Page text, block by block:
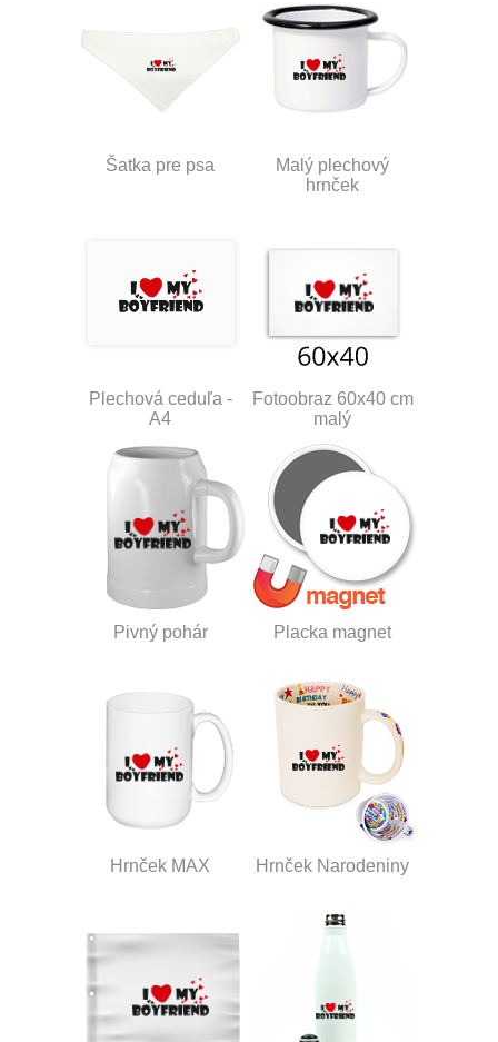
Šatka pre psa
Malý plechový
hrnček
Plechová ceduľa -
A4
Fotoobraz 60x40 cm
malý
Pivný pohár Placka magnet
Hrnček MAX Hrnček Narodeniny